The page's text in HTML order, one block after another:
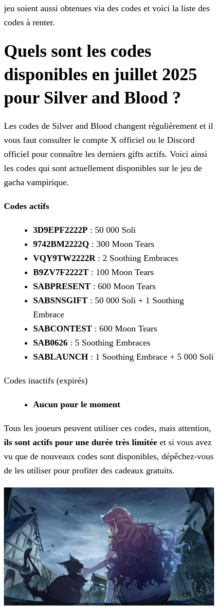
jeu soient aussi obtenues via des codes et voici la liste des
codes à renter.
Quels sont les codes
disponibles en juillet 2025
pour Silver and Blood ?
Les codes de Silver and Blood changent régulièrement et il
vous faut consulter le compte X officiel ou le Discord
officiel pour connaître les derniers gifts actifs. Voici ainsi
les codes qui sont actuellement disponibles sur le jeu de
gacha vampirique.
Codes actifs
3D9EPF2222P : 50 000 Soli
9742BM2222Q : 300 Moon Tears
VQY9TW2222R: 2 Soothing Embraces
B9ZV7F2222T : 100 Moon Tears
SABPRESENT : 600 Moon Tears
SABSNSGIFT : 50 000 Soli + 1 Soothing
Embrace
SABCONTEST : 600 Moon Tears
SAB0626 : 5 Soothing Embraces
SABLAUNCH : 1 Soothing Embrace + 5 000 Soli
Codes inactifs (expirés)
Aucun pour le moment
Tous les joueurs peuvent utiliser ces codes, mais attention,
ils sont actifs pour une durée très limitée et si vous avez
vu que de nouveaux codes sont disponibles, dépêchez-vous
de les utiliser pour profiter des cadeaux gratuits.